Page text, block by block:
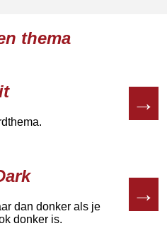
thema
→
dan donker als je
donker is.
→